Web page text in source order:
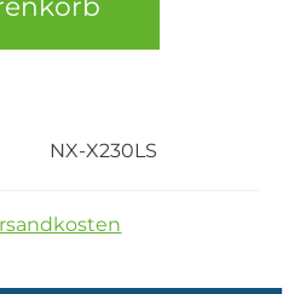
NX-X230LS